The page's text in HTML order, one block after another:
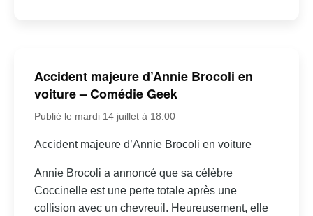
Accident majeure d’Annie Brocoli en
voiture – Comédie Geek
Publié le mardi 14 juillet à 18:00
Accident majeure d’Annie Brocoli en voiture
Annie Brocoli a annoncé que sa célèbre
Coccinelle est une perte totale après une
collision avec un chevreuil. Heureusement, elle